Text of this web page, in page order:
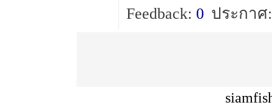
Feedback: 0 ประกาศ